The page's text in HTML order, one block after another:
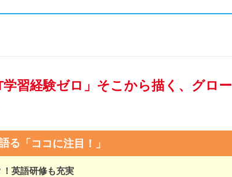
習経験ゼロ」そこから描く、グロー
る 「ココに注目！」
英語研修も充実